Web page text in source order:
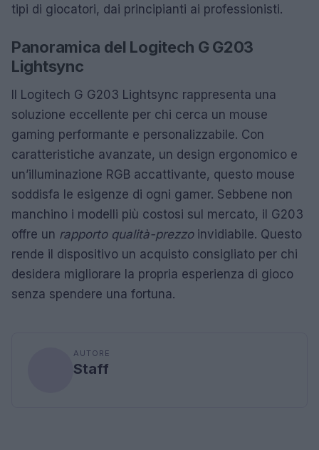
tipi di giocatori, dai principianti ai professionisti.
Panoramica del Logitech G G203
Lightsync
Il Logitech G G203 Lightsync rappresenta una
soluzione eccellente per chi cerca un mouse
gaming performante e personalizzabile. Con
caratteristiche avanzate, un design ergonomico e
un’illuminazione RGB accattivante, questo mouse
soddisfa le esigenze di ogni gamer. Sebbene non
manchino i modelli più costosi sul mercato, il G203
offre un rapporto qualità-prezzoinvidiabile. Questo
rende il dispositivo un acquisto consigliato per chi
desidera migliorare la propria esperienza di gioco
senza spendere una fortuna.
AUTORE
Staff